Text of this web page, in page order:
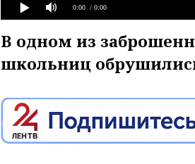
0:00 / 0:00
В одном из
школьниц